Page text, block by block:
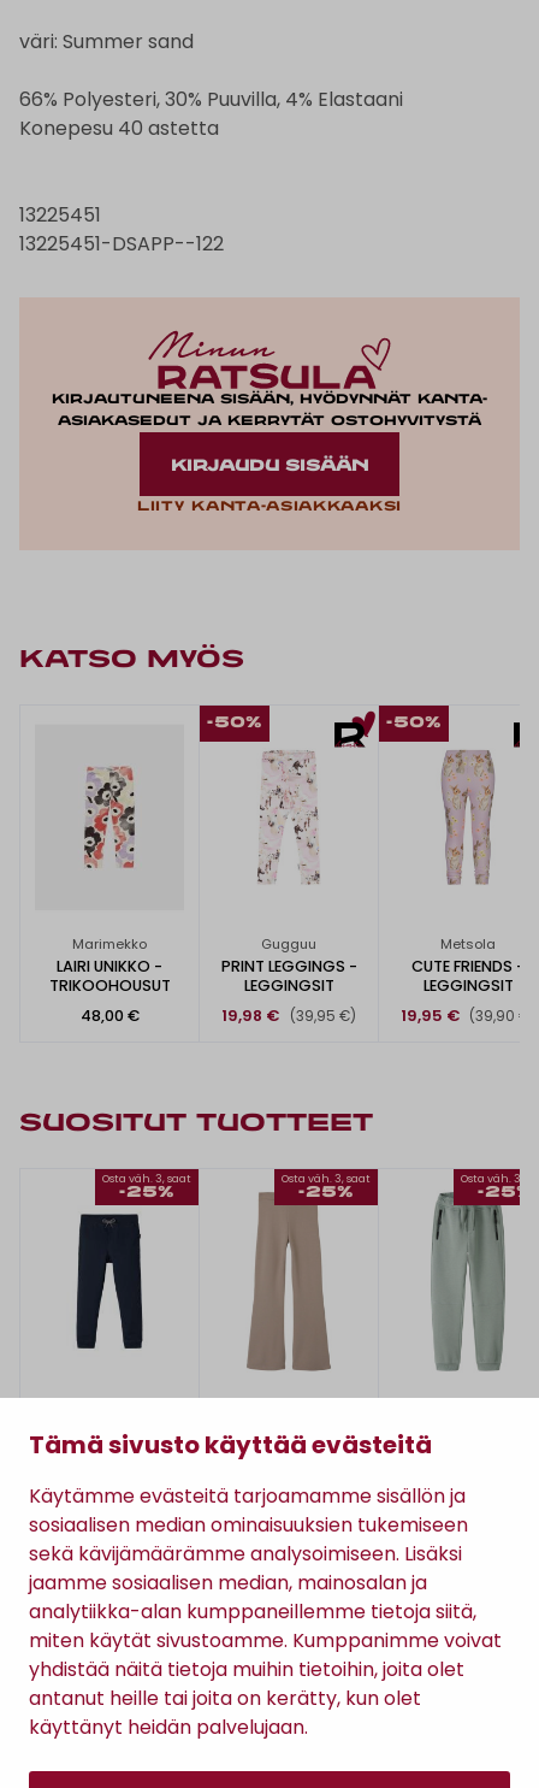
Tämä sivusto käyttää evästeitä
Käytämme evästeitä tarjoamamme sisällön ja
sosiaalisen median ominaisuuksien tukemiseen
sekä kävijämäärämme analysoimiseen. Lisäksi
jaamme sosiaalisen median, mainosalan ja
analytiikka-alan kumppaneillemme tietoja siitä,
miten käytät sivustoamme. Kumppanimme voivat
yhdistää näitä tietoja muihin tietoihin, joita olet
antanut heille tai joita on kerätty, kun olet
käyttänyt heidän palvelujaan.
väri: Summer sand
66% Polyesteri, 30% Puuvilla, 4% Elastaani
Konepesu 40 astetta
13225451
13225451-DSAPP--122
Kirjautuneena sisään, hyödynnät kanta-
asiakasedut ja kerrytät ostohyvitystä
KIRJAUDU SISÄÄN
Liity kanta-asiakkaaksi
KATSO MYÖS
Marimekko
LAIRI UNIKKO -
TRIKOOHOUSUT
48,00 €
-50%
Gugguu
PRINT LEGGINGS -
LEGGINGSIT
19,98 €
(39,95 €)
-50%
Metsola
CUTE FRIENDS -
LEGGINGSIT
19,95 € (39,90 €)
SUOSITUT TUOTTEET
Osta väh. 3, saat
-25%
NKMSWEAT PANT -
COLLEGEHOUSUT
Osta väh. 3, saat
-25%
BOOTCUT -
Osta väh. 3,
-25%
COLLEGEHOUSUT
TILAA RATSULAN UUTISKIRJE
Tilaamalla uutiskirjeen hyväksytRatsulan tietosuojaselosteen.